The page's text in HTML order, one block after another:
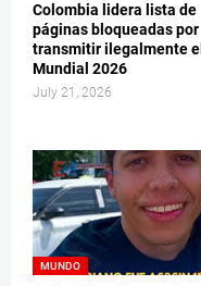
Colombia lidera lista de
páginas bloqueadas por
transmitir ilegalmente el
Mundial 2026
July 21, 2026
MUNDO